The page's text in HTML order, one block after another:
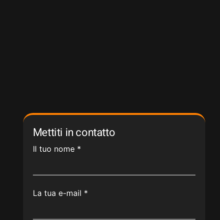
Mettiti in contatto
Il tuo nome *
La tua e-mail *